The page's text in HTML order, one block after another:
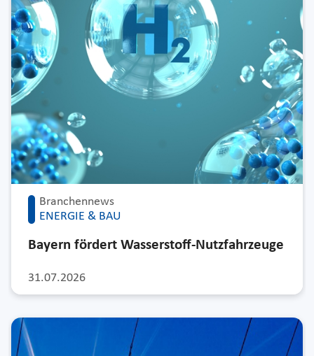
Branchennews
ENERGIE & BAU
31.07.2026
Bayern fördert Wasserstoff-Nutzfahrzeuge